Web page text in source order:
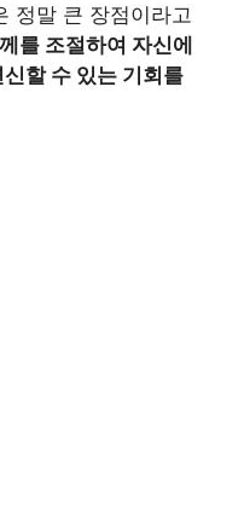
정말 큰 장점이라고
를 조절하여 자신에
할 수 있는 기회를